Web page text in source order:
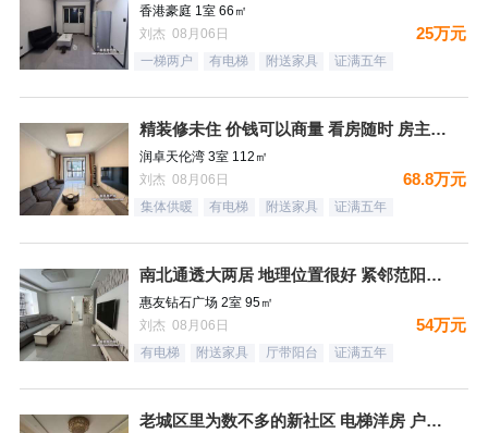
香港豪庭 1室 66㎡
刘杰 08月06日
25万元
一梯两户 有电梯 附送家具 证满五年
精装修未住 价钱可以商量 看房随时 房主诚意出售
润卓天伦湾 3室 112㎡
刘杰 08月06日
68.8万元
集体供暖 有电梯 附送家具 证满五年
南北通透大两居 地理位置很好 紧邻范阳路 出门钻石广场 生
惠友钻石广场 2室 95㎡
刘杰 08月06日
54万元
有电梯 附送家具 厅带阳台 证满五年
老城区里为数不多的新社区 电梯洋房 户型方正